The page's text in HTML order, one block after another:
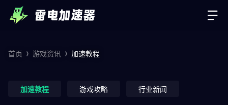
首页 游戏资讯 加速教程
加速教程 游戏攻略 行业新闻